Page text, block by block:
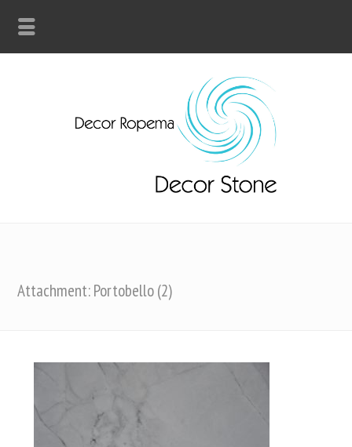
Attachment: Portobello (2)